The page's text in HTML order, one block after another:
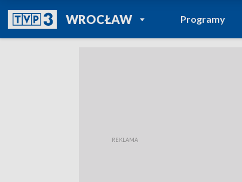
WROCŁAWPOWRÓT DO
TVP REGIONY
Programy